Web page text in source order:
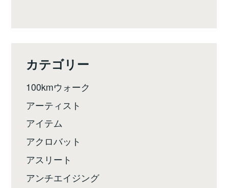
カテゴリー
100kmウォーク
アーティスト
アイテム
アクロバット
アスリート
アンチエイジング